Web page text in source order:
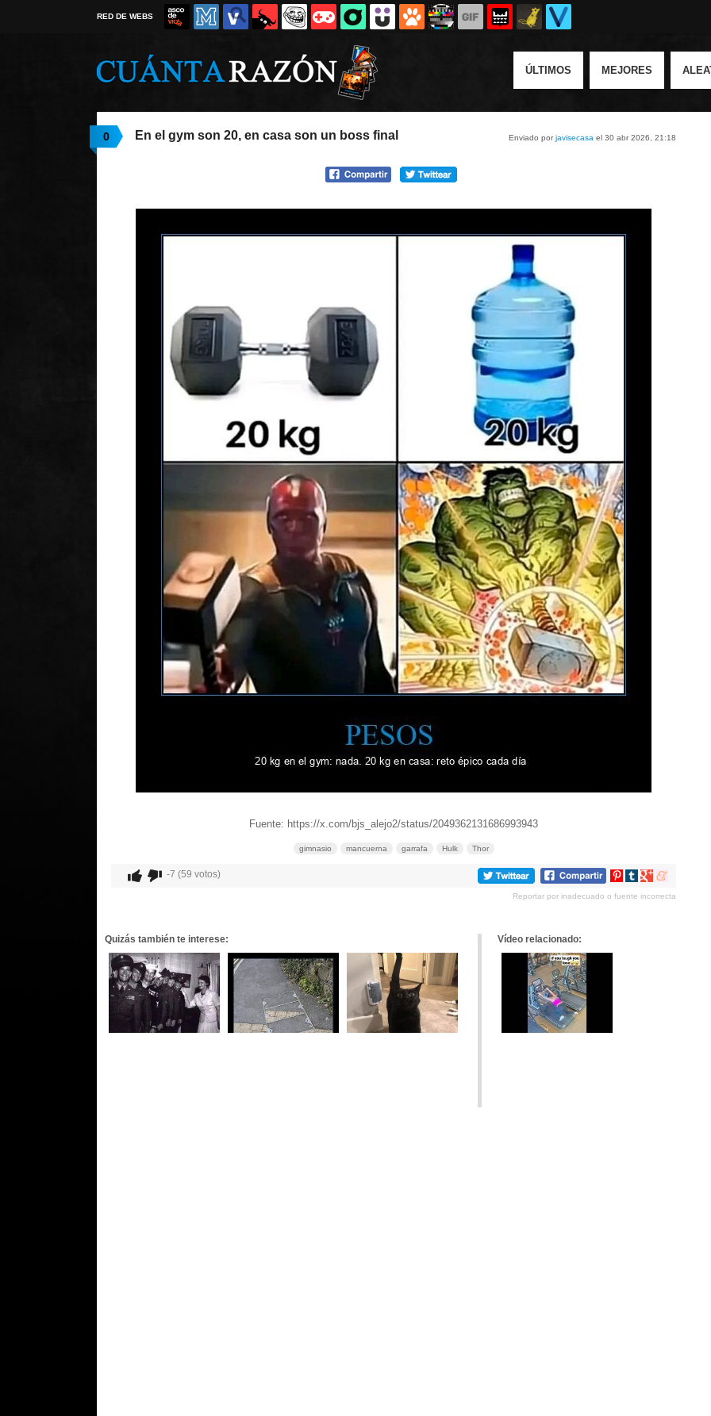
RED DE WEBS
ÚLTIMOS MEJORES
0 Enviado porjavisecasa el 30 abr 2026, 21:18
En el gym son 20, en casa son un boss final
Fuente: https://x.com/bjs_alejo2/status/2049362131686993943
gimnasio mancuerna garrafa Hulk Thor
-7 (59 votos)
Compartir
Pinterest
Compartir
tumblr
Compartir
Google+
Compartir
meneame
Reportar por inadecuado o fuente incorrecta
Quizás también te interese: Vídeo relacionado: